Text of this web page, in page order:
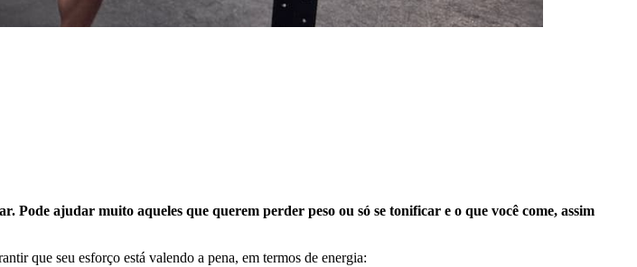
ajudar muito aqueles que querem perder peso ou só se tonificar e o que você come, assim
que seu esforço está valendo a pena, em termos de energia: